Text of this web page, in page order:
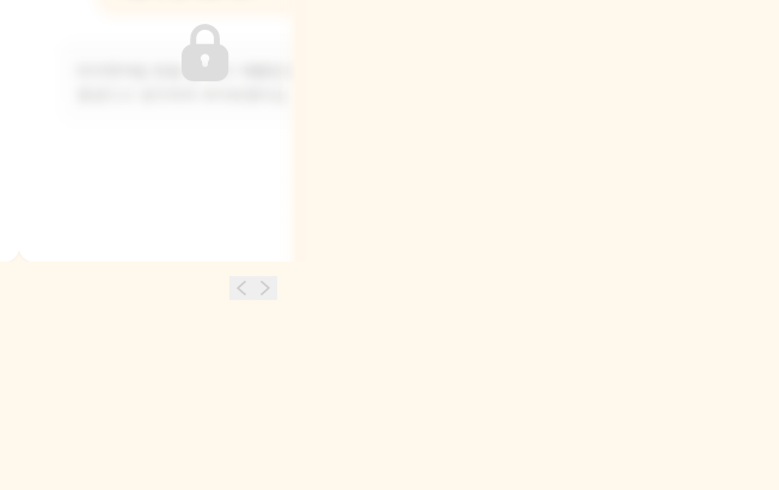
미어캣처럼 망을 잘 보고 재빨랐으면